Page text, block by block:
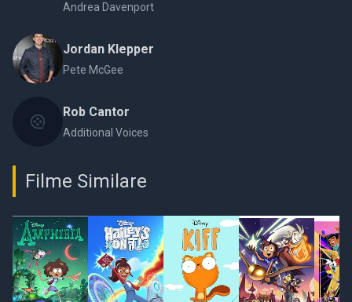
Andrea Davenport
Jordan Klepper
Pete McGee
Rob Cantor
Additional Voices
Filme Similare